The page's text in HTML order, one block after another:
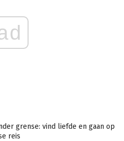
grense: vind liefde en gaan op
reis